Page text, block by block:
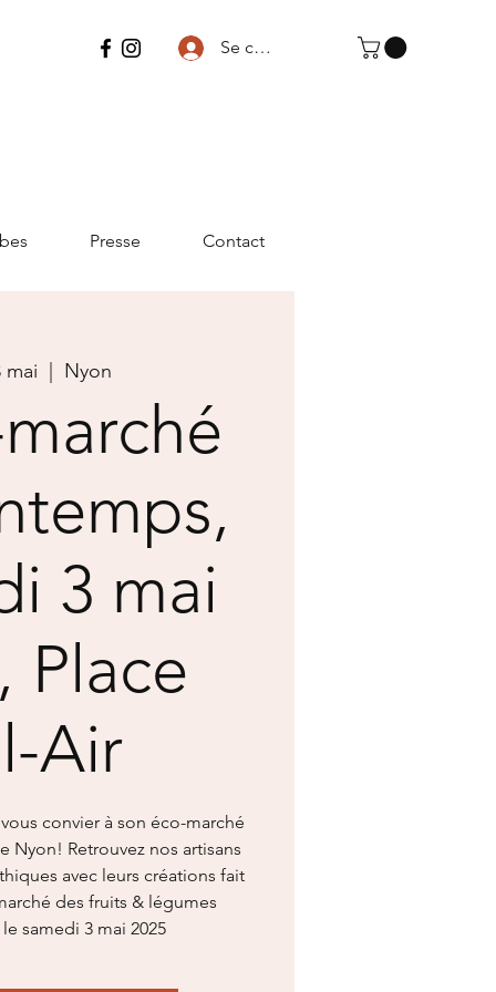
Se connecter
Presse Contact
mai Nyon
3 mai
Place
Air
convier à son éco-marché
Nyon! Retrouvez nos artisans
avec leurs créations fait
des fruits & légumes
samedi 3 mai 2025